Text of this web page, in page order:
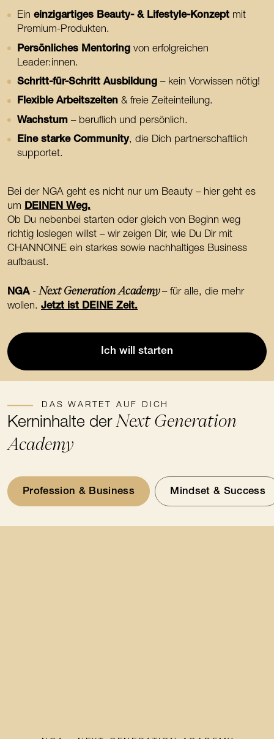
Ein einzigartiges Beauty- & Lifestyle-Konzeptmit
Premium-Produkten.
Persönliches Mentoringvon erfolgreichen
Leader:innen.
Schritt-für-Schritt Ausbildung – kein Vorwissen nötig!
Flexible Arbeitszeiten& freie Zeiteinteilung.
Wachstum – beruflich und persönlich.
Eine starke Community, die Dich partnerschaftlich
supportet.
Bei der NGA geht es nicht nur um Beauty – hier geht es
um DEINEN Weg.
Ob Du nebenbei starten oder gleich von Beginn weg
richtig loslegen willst – wir zeigen Dir, wie Du Dir mit
CHANNOINE ein starkes sowie nachhaltiges Business
aufbaust.
NGA -Next Generation Academy– für alle, die mehr
wollen.Jetzt ist DEINE Zeit.
Ich will starten
DAS WARTET AUF DICH
Kerninhalte derNext Generation
Academy
Profession & Business Mindset & Success